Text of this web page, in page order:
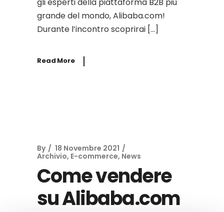
gli esperti della piattaforma B2B più
grande del mondo, Alibaba.com!
Durante l’incontro scoprirai […]
Read More
By
18 Novembre 2021
Archivio, E-commerce, News
Come vendere
su Alibaba.com